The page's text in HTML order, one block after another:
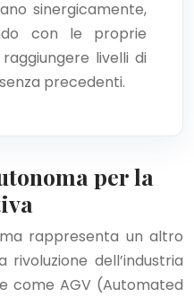
sinergicamente,
con le proprie
livelli di
precedenti.
per la
rappresenta un altro
dell’industria
come AGV (Automated